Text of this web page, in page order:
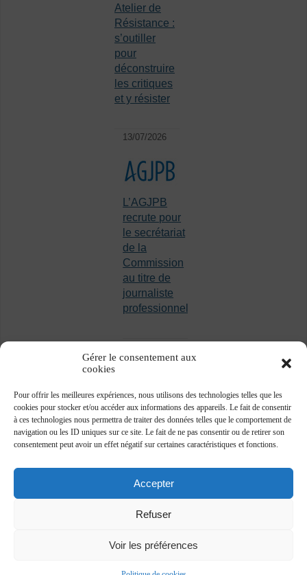
Gérer le consentement aux
cookies
Pour offrir les meilleures expériences, nous utilisons des technologies telles que les
cookies pour stocker et/ou accéder aux informations des appareils. Le fait de consentir
à ces technologies nous permettra de traiter des données telles que le comportement de
navigation ou les ID uniques sur ce site. Le fait de ne pas consentir ou de retirer son
consentement peut avoir un effet négatif sur certaines caractéristiques et fonctions.
Accepter
Refuser
Voir les préférences
Atelier de
Résistance :
s’outiller
pour
déconstruire
les critiques
et y résister
13/07/2026
L’AGJPB
recrute pour
le secrétariat
de la
Commission
au titre de
journaliste
professionnel